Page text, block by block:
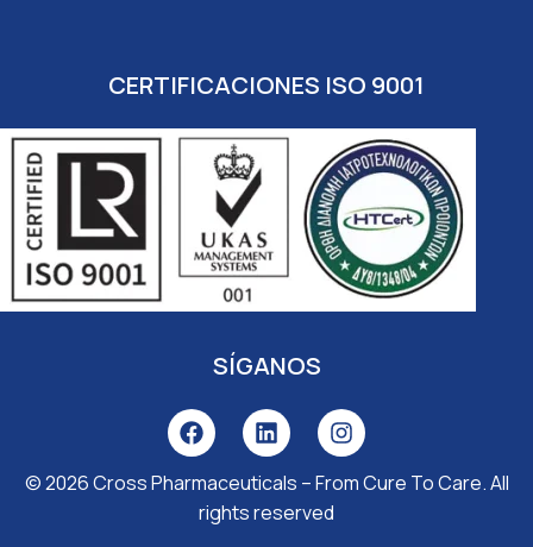
CERTIFICACIONES ISO 9001
SÍGANOS
© 2026Cross Pharmaceuticals – From Cure To Care. All
rights reserved